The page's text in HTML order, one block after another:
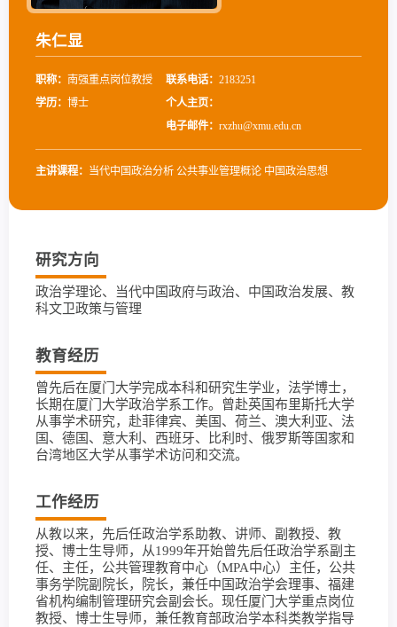
朱仁显
职称： 南强重点岗位教授
学历： 博士
联系电话： 2183251
个人主页：
电子邮件： rxzhu@xmu.edu.cn
主讲课程： 当代中国政治分析 公共事业管理概论 中国政治思想
研究方向
政治学理论、当代中国政府与政治、中国政治发展、教
科文卫政策与管理
教育经历
曾先后在厦门大学完成本科和研究生学业，法学博士，
长期在厦门大学政治学系工作。曾赴英国布里斯托大学
从事学术研究，赴菲律宾、美国、荷兰、澳大利亚、法
国、德国、意大利、西班牙、比利时、俄罗斯等国家和
台湾地区大学从事学术访问和交流。
工作经历
从教以来，先后任政治学系助教、讲师、副教授、教
授、博士生导师，从1999年开始曾先后任政治学系副主
任、主任，公共管理教育中心（MPA中心）主任，公共
事务学院副院长，院长，兼任中国政治学会理事、福建
省机构编制管理研究会副会长。现任厦门大学重点岗位
教授、博士生导师，兼任教育部政治学本科类教学指导